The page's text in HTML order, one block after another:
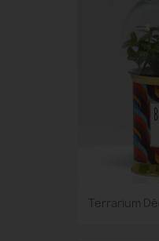
Terrarium